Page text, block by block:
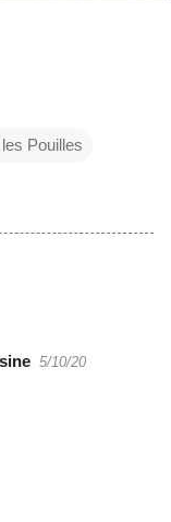
Pouilles
5/10/20